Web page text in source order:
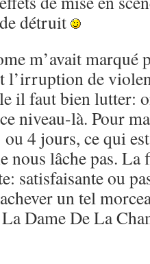
détruit
m’avait marqué
l’irruption de
il faut bien lutter:
niveau-là. Pour
4 jours, ce qui
nous lâche pas. La
satisfaisante ou
un tel
Dame De La